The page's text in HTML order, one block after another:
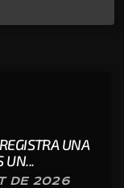
UNA
UN...
DE 2026